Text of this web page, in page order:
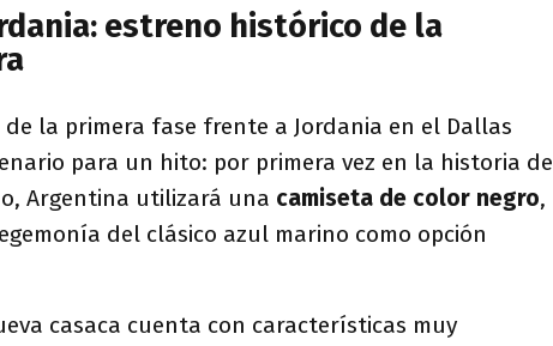
estreno histórico de la
la primera fase frente a Jordania en el Dallas
para un hito: por primera vez en la historia de
Argentina utilizará una camiseta de color negro,
del clásico azul marino como opción
casaca cuenta con características muy